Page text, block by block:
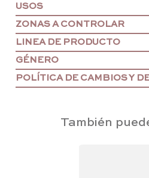
USOS
ZONAS A CONTROLAR
LINEA DE PRODUCTO
GÉNERO
POLÍTICA DE CAMBIOS Y
También